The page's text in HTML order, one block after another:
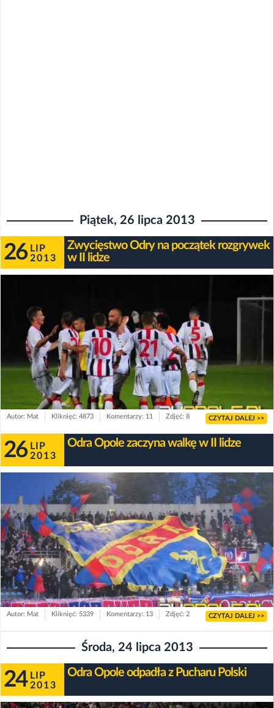
Piątek, 26 lipca 2013
26 LIP
2013
Zwycięstwo Odry na początek rozgrywek
w II lidze
Autor: Mat Kliknięć: 4873 Komentarzy: 11 Zdjęć: 8 CZYTAJ DALEJ >>
26 LIP
2013
Odra Opole zaczyna walkę w II lidze
Autor: Mat Kliknięć: 5339 Komentarzy: 13 Zdjęć: 2 CZYTAJ DALEJ >>
Środa, 24 lipca 2013
24 LIP
2013
Odra Opole odpadła z Pucharu Polski